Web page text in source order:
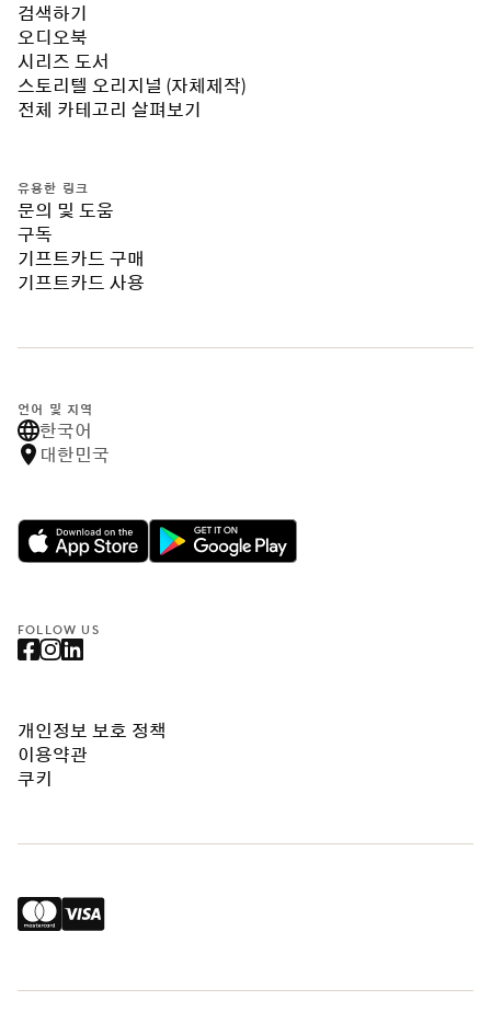
검색하기
오디오북
시리즈 도서
스토리텔 오리지널 (자체제작)
전체 카테고리 살펴보기
유용한 링크
문의 및 도움
구독
기프트카드 구매
기프트카드 사용
언어 및 지역
한국어
대한민국
FOLLOW US
개인정보 보호 정책
이용약관
쿠키